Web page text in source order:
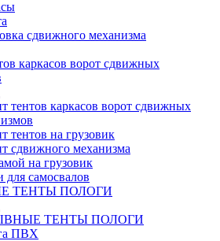
сдвижного механизма
каркасов ворот сдвижных
тентов каркасов ворот сдвижных
тентов на грузовик
сдвижного механизма
на грузовик
для самосвалов
ТЕНТЫ ПОЛОГИ
ТЕНТЫ ПОЛОГИ
ПВХ